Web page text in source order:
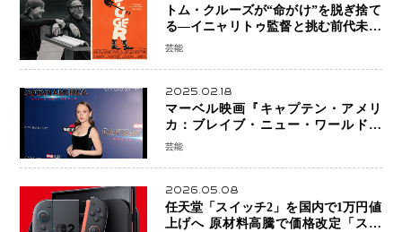
トム・クルーズが“命がけ”を脱ぎ捨て
る―イニャリトゥ監督と挑む前代未聞
の大惨事コメディ「DIGGER ディガ
芸能
2025.02.18
マーベル映画『キャプテン・アメリ
カ：ブレイブ・ニュー・ワールド』
新ブラック・ウィドウ役のシラ・ハー
芸能
2026.05.08
任天堂「スイッチ2」を国内で1万円値
上げへ 原材料高騰で価格改定「スイ